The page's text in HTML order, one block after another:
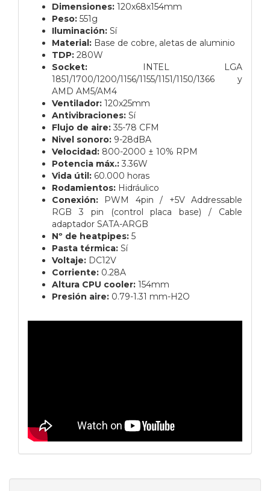
Dimensiones: 120x68x154mm
Peso: 551g
Iluminación: Sí
Material: Base de cobre, aletas de aluminio
TDP: 280W
Socket: INTEL LGA
1851/1700/1200/1156/1155/1151/1150/1366 y
AMD AM5/AM4
Ventilador: 120x25mm
Antivibraciones: Sí
Flujo de aire: 35-78 CFM
Nivel sonoro: 9-28dBA
Velocidad: 800-2000 ± 10% RPM
Potencia máx.: 3.36W
Vida útil: 60.000 horas
Rodamientos: Hidráulico
Conexión: PWM 4pin / +5V Addressable
RGB 3 pin (control placa base) / Cable
adaptador SATA-ARGB
Nº de heatpipes: 5
Pasta térmica: Sí
Voltaje: DC12V
Corriente: 0.28A
Altura CPU cooler: 154mm
Presión aire: 0.79-1.31 mm-H2O